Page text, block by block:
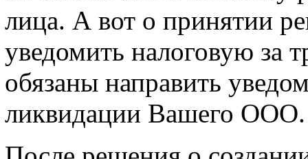
лица. А вот о принятии
уведомить налоговую за
обязаны направить
ликвидации Вашего ООО.